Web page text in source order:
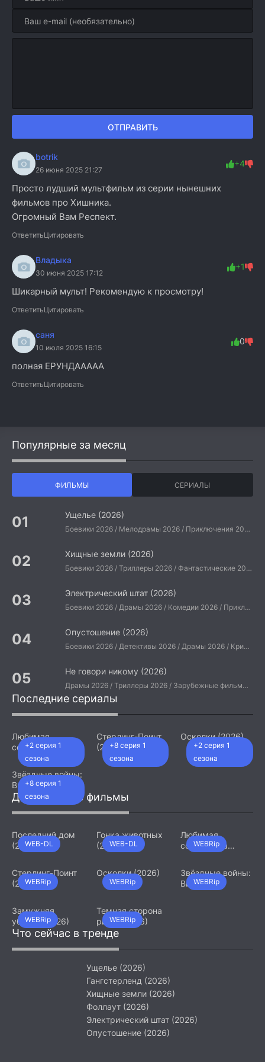
ОТПРАВИТЬ
botrik
26 июня 2025 21:27
+4
Просто лудший мультфильм из серии нынешних
фильмов про Хишника.
Огромный Вам Респект.
ОтветитьЦитировать
Владыка
30 июня 2025 17:12
+1
Шикарный мульт! Рекомендую к просмотру!
ОтветитьЦитировать
саня
10 июля 2025 16:15
0
полная ЕРУНДААААА
ОтветитьЦитировать
Популярные за месяц
ФИЛЬМЫ СЕРИАЛЫ
Ущелье (2026)
Боевики 2026 / Мелодрамы 2026 / Приключения 2026 / Ужасы 2026 / Фантастические 2026 / Зарубежные фильмы 2026 / Американские фильмы / Фильмы 2026
Хищные земли (2026)
Боевики 2026 / Триллеры 2026 / Фантастические 2026 / Зарубежные фильмы 2026 / Американские фильмы / Фильмы 2026
Электрический штат (2026)
Боевики 2026 / Драмы 2026 / Комедии 2026 / Приключения 2026 / Фантастические 2026 / Зарубежные фильмы 2026 / Американские фильмы / Фильмы 2026
Опустошение (2026)
Боевики 2026 / Детективы 2026 / Драмы 2026 / Криминальные фильмы 2026 / Триллеры 2026 / Зарубежные фильмы 2026 / Американские фильмы / Фильмы 2026
Не говори никому (2026)
Драмы 2026 / Триллеры 2026 / Зарубежные фильмы 2026 / Американские фильмы / Фильмы 2026
Последние сериалы
+2 серия 1
сезона
Любимая
сотрудница
(2026)
+8 серия 1
сезона
Стерлинг-Поинт
(2026)
+2 серия 1
сезона
Осколки (2026)
+8 серия 1
сезона
Звёздные войны:
Видения.
Девятый джедай
(2026)
Добавленные фильмы
WEB-DL
Последний дом
(2026)
WEB-DL
Гонка животных
(2026)
WEBRip
Любимая
сотрудница
WEBRip
Стерлинг-Поинт
(2026)
WEBRip
Осколки (2026)
WEBRip
Звёздные войны:
Видения.
WEBRip
Замужняя
убийца (2026)
WEBRip
Темная сторона
ринга (2026)
Что сейчас в тренде
Ущелье (2026)
Гангстерленд (2026)
Хищные земли (2026)
Фоллаут (2026)
Электрический штат (2026)
Опустошение (2026)